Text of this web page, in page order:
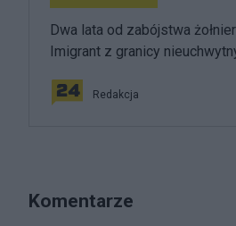
Dwa lata od zabójstwa
Imigrant z granicy
Redakcja
Komentarze